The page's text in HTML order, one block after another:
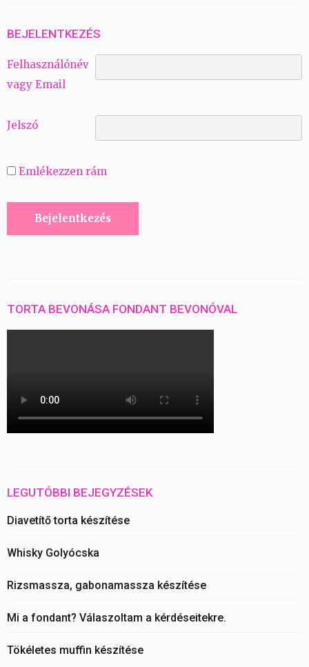
BEJELENTKEZÉS
Felhasználónév
vagy Email
Jelszó
Emlékezzen rám
TORTA BEVONÁSA FONDANT BEVONÓVAL
LEGUTÓBBI BEJEGYZÉSEK
Diavetítő torta készítése
Whisky Golyócska
Rizsmassza, gabonamassza készítése
Mi a fondant? Válaszoltam a kérdéseitekre.
Tökéletes muffin készítése